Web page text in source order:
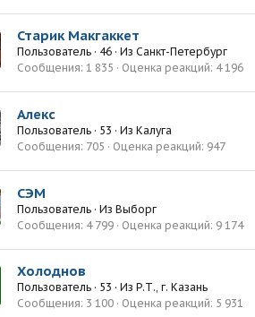
Старик Макгаккет
Пользователь · 46 · Из Санкт-Петербург
Сообщения 1 835 Оценка реакций 4 196
Алекс
Пользователь · 53 · Из Калуга
Сообщения 705 Оценка реакций 947
СЭМ
Пользователь · Из Выборг
Сообщения 4 799 Оценка реакций 9 174
Холоднов
Пользователь · 53 · Из Р.Т., г. Казань
Сообщения 3 100 Оценка реакций 5 931